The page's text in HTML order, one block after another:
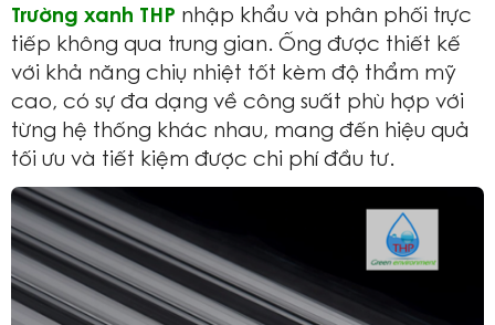
Trường xanh THP nhập khẩu và phân phối trực
tiếp không qua trung gian. Ống được thiết kế
với khả năng chiụ nhiệt tốt kèm độ thẩm mỹ
cao, có sự đa dạng về công suất phù hợp với
từng hệ thống khác nhau, mang đến hiệu quả
tối ưu và tiết kiệm được chi phí đầu tư.